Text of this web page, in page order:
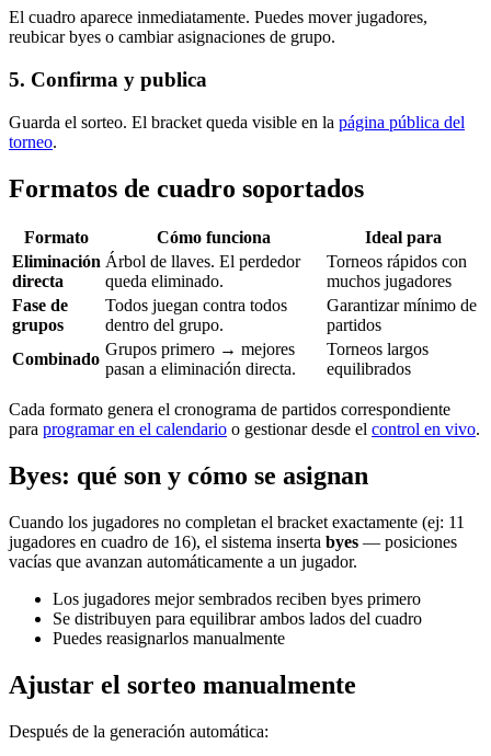
El cuadro aparece inmediatamente. Puedes mover jugadores,
reubicar byes o cambiar asignaciones de grupo.
5. Confirma y publica
Guarda el sorteo. El bracket queda visible en la página pública del
torneo.
Formatos de cuadro soportados
Formato Cómo funciona
Ideal para
Eliminación
directa
Árbol de llaves. El perdedor
queda eliminado.
Torneos rápidos con
muchos jugadores
Fase de
grupos
Todos juegan contra todos
dentro del grupo.
Garantizar mínimo de
partidos
Combinado
Grupos primero → mejores
pasan a eliminación directa.
Torneos largos
equilibrados
Cada formato genera el cronograma de partidos correspondiente
para programar en el calendario o gestionar desde el control en vivo.
Byes: qué son y cómo se asignan
Cuando los jugadores no completan el bracket exactamente (ej: 11
jugadores en cuadro de 16), el sistema inserta byes — posiciones
vacías que avanzan automáticamente a un jugador.
Los jugadores mejor sembrados reciben byes primero
Se distribuyen para equilibrar ambos lados del cuadro
Puedes reasignarlos manualmente
Ajustar el sorteo manualmente
Después de la generación automática: